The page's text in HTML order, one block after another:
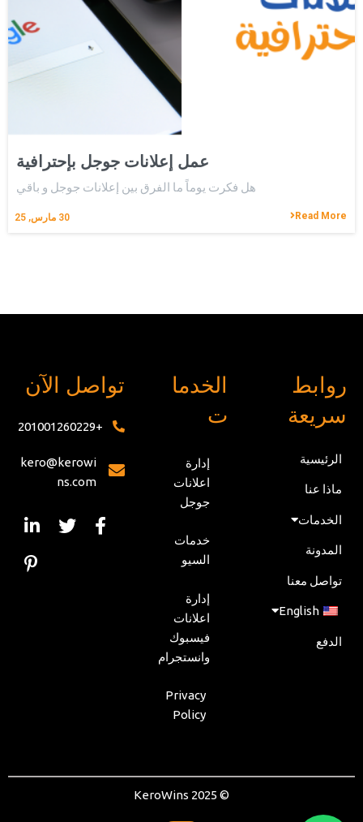
عمل إعلانات جوجل بإحترافية
30 مارس, 25
هل فكرت يوماً ما الفرق بين إعلانات جوجل و باقي
Read More
روابط
سريعة
الرئيسية
ماذا عنا
الخدمات
المدونة
تواصل معنا
English
الدفع
الخدما
ت
إدارة
اعلانات
جوجل
خدمات
السيو
إدارة
اعلانات
فيسبوك
وانستجرام
Privacy
Policy
تواصل الآن
+201001260229
kero@kerowi
ns.com
© 2025 KeroWins